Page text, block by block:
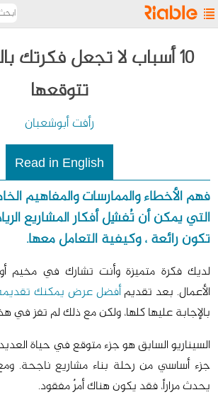
ريابل
ريابل؟
تواصل
معنا
English
شروط
الاستخدام
سياسة
10 أسباب لا تجعل فكرتك
تتوقعها
رأفت أبوشعبان
Read in English
15/12/2020 8.2 ألف مشاهدة
فهم الأخطاء والممارسات والمفاهيم
التي يمكن أن تُفشِل أفكار المشاريع
تكون رائعة ، وكيفية التعامل معها.
لديك فكرة متميزة وأنت تشارك في مخيم
الأعمال. بعد تقديمأفضل عرض يمكنك
بالإجابة عليها كلها، ولكن مع ذلك لم تفز في
السيناريو السابق هو جزء متوقع في حياة
جزء أساسي من رحلة بناء مشاريع ناجحة.
يحدث مراراً، فقد يكون هناك أمرٌ مفقود.